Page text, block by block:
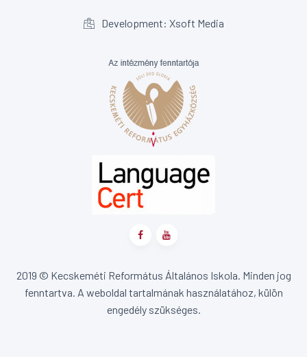
Development: Xsoft Media
2019 © Kecskeméti Református Általános Iskola. Minden jog
fenntartva. A weboldal tartalmának használatához, külön
engedély szükséges.